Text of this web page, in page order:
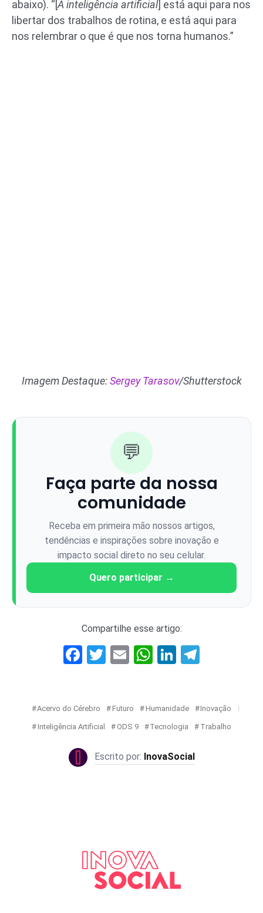
abaixo). “[A inteligência artificial] está aqui para nos
libertar dos trabalhos de rotina, e está aqui para
nos relembrar o que é que nos torna humanos.”
Imagem Destaque:Sergey Tarasov/Shutterstock
💬
Faça parte da nossa
comunidade
Receba em primeira mão nossos artigos,
tendências e inspirações sobre inovação e
impacto social direto no seu celular.
Quero participar →
Compartilhe esse artigo:
Facebook
Twitter
EmailWhatsApp
LinkedIn
Acervo do Cérebro Futuro Humanidade Inovação
Inteligência Artificial ODS 9 Tecnologia Trabalho
InovaSocial